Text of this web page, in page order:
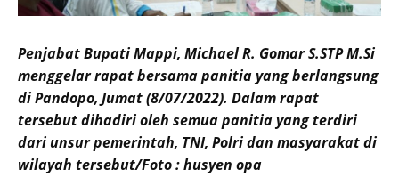
Penjabat Bupati Mappi, Michael R. Gomar S.STP M.Si
menggelar rapat bersama panitia yang berlangsung
di Pandopo, Jumat (8/07/2022). Dalam rapat
tersebut dihadiri oleh semua panitia yang terdiri
dari unsur pemerintah, TNI, Polri dan masyarakat di
wilayah tersebut/Foto : husyen opa